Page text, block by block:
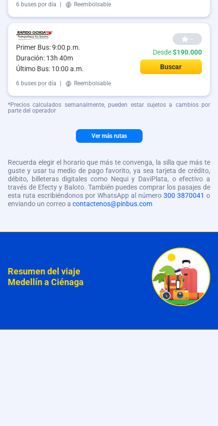
6 buses por día | Reembolsable
Primer Bus: 9:00 p.m.
Duración: 13h 40m
Último Bus: 10:00 a.m.
--
Desde$190.000
Buscar
6 buses por día Reembolsable
*Precios calculados semanalmente, pueden estar sujetos a cambios por
parte del operador
Ver más rutas
Recuerda elegir el horario que más te convenga, la silla que más te
guste y usar tu medio de pago favorito, ya sea tarjeta de crédito,
débito, billeteras digitales como Nequi y DaviPlata, o efectivo a
través de Efecty y Baloto. También puedes comprar los pasajes de
esta ruta escribiéndonos por WhatsApp al número 300 3870041 o
enviando un correo a contactenos@pinbus.com
Resumen del viaje
Medellín a Ciénaga